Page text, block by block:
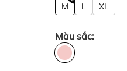
M L XL
Màu sắc: